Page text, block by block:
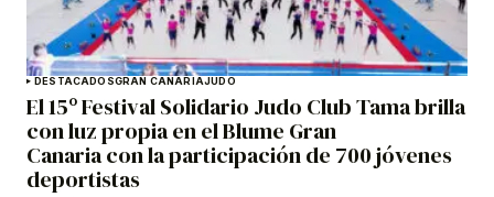
DESTACADOSGRAN CANARIAJUDO
El 15º Festival Solidario Judo Club Tama brilla
con luz propia en el Blume Gran
Canaria con la participación de 700 jóvenes
deportistas